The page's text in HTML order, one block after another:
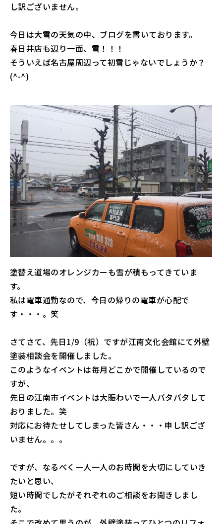
し訳ございません。
今日は大雪の天気の中、ブログを書いております。
春日井店も辺り一面、雪！！！
そういえば名古屋周辺って初雪じゃないでしょうか？
(^-^)
塗替え道場のオレンジカーも雪が積もってきていま
す。
私は電車通勤なので、今日の帰りの電車が心配で
す・・・。笑
さてさて、先日1/9（祝）ですが江南文化会館にて外壁
塗装相談会を開催しました。
このようなイベントは毎月どこかで開催しているので
すが、
先日の江南市イベントは大賑わいで一人バタバタして
おりました。笑
対応にお待たせしてしまった皆さん・・・申し訳ござ
いません。。。
ですが、なるべく一人一人のお時間を大切にしていき
たいと思い、
短い時間でしたがそれぞれのご相談をお聞きしまし
た。